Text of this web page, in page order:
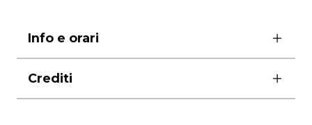
Info e orari
ore 18.30
dai 4 anni
biglietti
Crediti